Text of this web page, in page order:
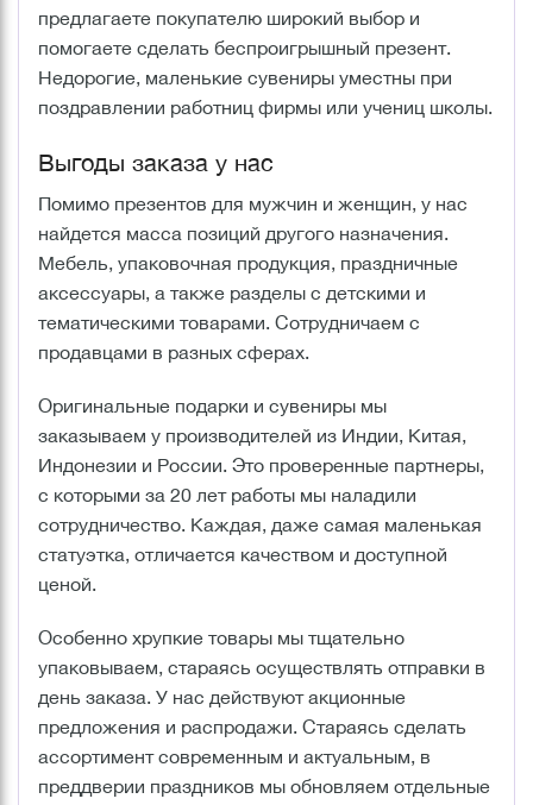
предлагаете покупателю широкий выбор и
помогаете сделать беспроигрышный презент.
Недорогие, маленькие сувениры уместны при
поздравлении работниц фирмы или учениц школы.
Выгоды заказа у нас
Помимо презентов для мужчин и женщин, у нас
найдется масса позиций другого назначения.
Мебель, упаковочная продукция, праздничные
аксессуары, а также разделы с детскими и
тематическими товарами. Сотрудничаем с
продавцами в разных сферах.
Оригинальные подарки и сувениры мы
заказываем у производителей из Индии, Китая,
Индонезии и России. Это проверенные партнеры,
с которыми за 20 лет работы мы наладили
сотрудничество. Каждая, даже самая маленькая
статуэтка, отличается качеством и доступной
ценой.
Особенно хрупкие товары мы тщательно
упаковываем, стараясь осуществлять отправки в
день заказа. У нас действуют акционные
предложения и распродажи. Стараясь сделать
ассортимент современным и актуальным, в
преддверии праздников мы обновляем отдельные